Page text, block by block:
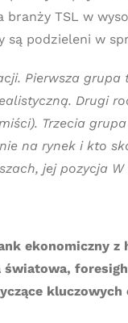
TSL w
podzieleni w
Pierwsza
Drugi
Trzecia
na rynek i kto
jej pozycja
ekonomiczny z